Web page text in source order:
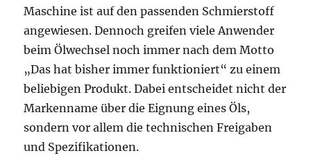
Maschine ist auf den passenden Schmierstoff
angewiesen. Dennoch greifen viele Anwender
beim Ölwechsel noch immer nach dem Motto
„Das hat bisher immer funktioniert“ zu einem
beliebigen Produkt. Dabei entscheidet nicht der
Markenname über die Eignung eines Öls,
sondern vor allem die technischen Freigaben
und Spezifikationen.